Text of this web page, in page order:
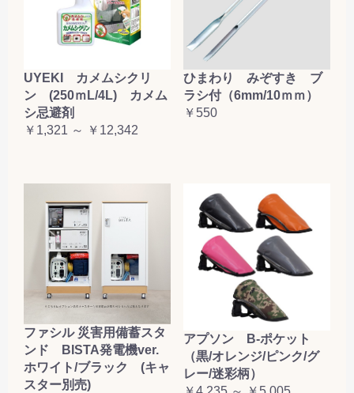
UYEKI カメムシクリ
ン (250ｍL/4L) カメム
シ忌避剤
￥1,321 ～ ￥12,342
ひまわり みぞすき ブ
ラシ付（6mm/10ｍｍ）
￥550
ファシル 災害用備蓄スタ
ンド BISTA発電機ver.
ホワイト/ブラック (キャ
スター別売)
アプソン B-ポケット
（黒/オレンジ/ピンク/グ
レー/迷彩柄）